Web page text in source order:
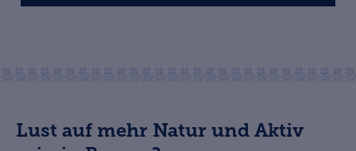
Lust auf mehr Natur und Aktiv